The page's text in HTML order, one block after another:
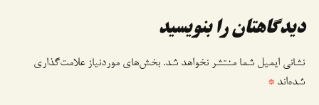
دیدگاهتان را بنویسید
نشانی ایمیل شما منتشر نخواهد شد. بخش‌های موردنیاز علامت‌گذاری
شده‌اند *